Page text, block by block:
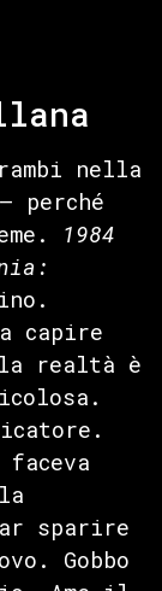
nella
perché
1984
capire
realtà è
sparire
Gobbo